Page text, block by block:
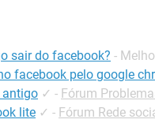
sair do facebook? -
facebook pelo google
antigo ✓ - Fórum
lite ✓ - Fórum Rede